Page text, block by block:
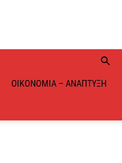
ΟΙΚΟΝΟΜΊΑ – ΑΝΆΠΤΥΞΗ